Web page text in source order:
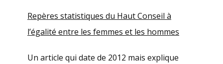
Repères statistiques du Haut Conseil à
l’égalité entre les femmes et les hommes
Un article qui date de 2012 mais explique